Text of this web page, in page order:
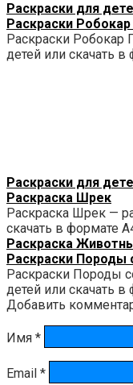
Раскраски для
Раскраски
Раскраски Робокар
детей или скачать
Раскраски для
Раскраска Шрек
Раскраска Шрек —
скачать в формате
Раскраска
Раскраски Породы
Раскраски Породы
детей или скачать
Добавить
Имя *
Email *